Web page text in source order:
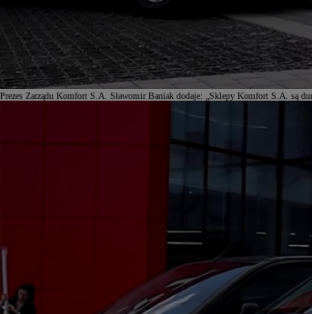
Prezes Zarządu Komfort S.A. Sławomir Baniak dodaje: „Sklepy Komfort S.A. są